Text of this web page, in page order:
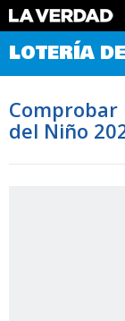
Comprobar Loteria
Premios
Noticias
Datos
Historia
LOTERÍA
Comprobar
del Niño